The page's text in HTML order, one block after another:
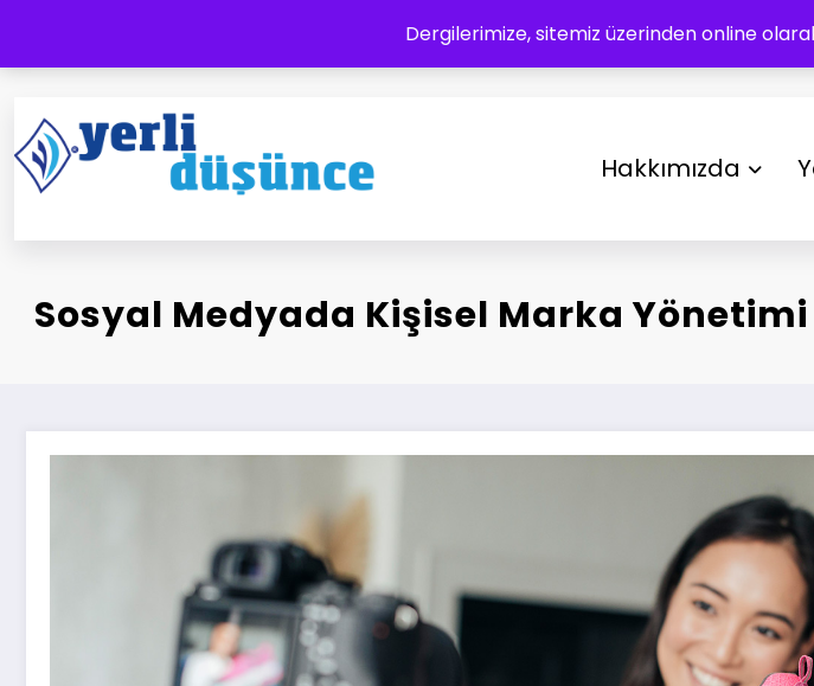
Dergilerimize, sitemiz üzerinden online
Yerli Düşünce Dergisi
Hakkımızda
Sosyal Medyada Kişisel Marka Yönetimi